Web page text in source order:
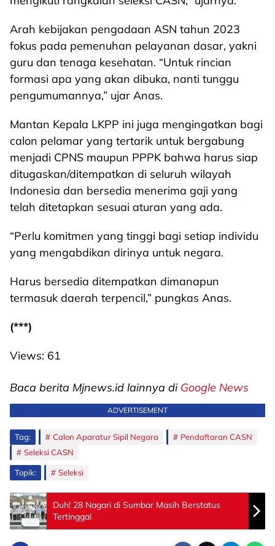
Arah kebijakan pengadaan ASN tahun 2023
fokus pada pemenuhan pelayanan dasar, yakni
guru dan tenaga kesehatan. “Untuk rincian
formasi apa yang akan dibuka, nanti tunggu
pengumumannya,” ujar Anas.
Mantan Kepala LKPP ini juga mengingatkan bagi
calon pelamar yang tertarik untuk bergabung
menjadi CPNS maupun PPPK bahwa harus siap
ditugaskan/ditempatkan di seluruh wilayah
Indonesia dan bersedia menerima gaji yang
telah ditetapkan sesuai aturan yang ada.
“Perlu komitmen yang tinggi bagi setiap individu
yang mengabdikan dirinya untuk negara.
Harus bersedia ditempatkan dimanapun
termasuk daerah terpencil,” pungkas Anas.
(***)
Views: 61
Baca berita Mjnews.id lainnya di Google News
ADVERTISEMENT
Tag: Calon Aparatur Sipil Negara
Pendaftaran CASN
Seleksi CASN
Topik: Seleksi
Duh! 28 Nagari di Sumbar Masih Berstatus
Tertinggal